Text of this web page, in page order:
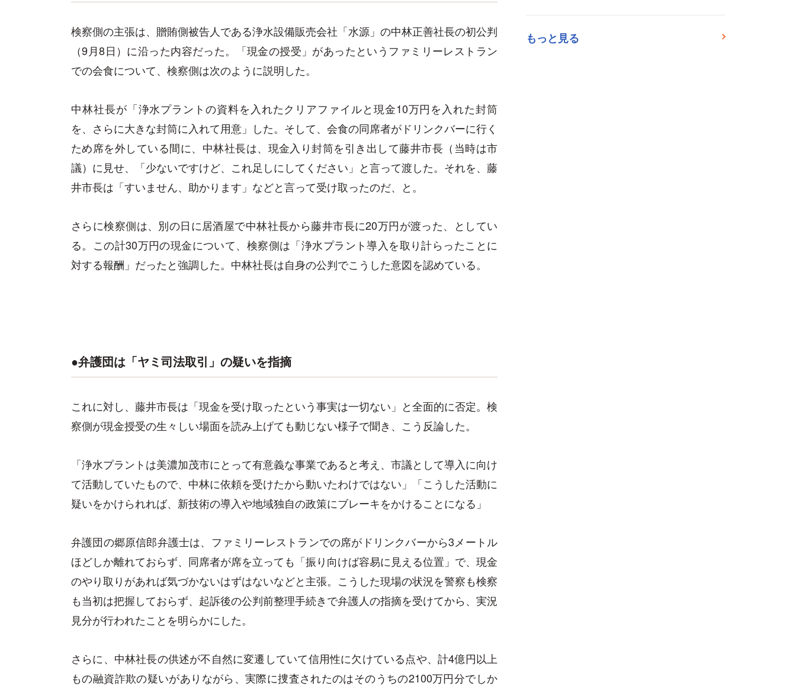
検察側の主張は、贈賄側被告人である浄水設備販売会社「水源」の中林正善社長の初公判
（9月8日）に沿った内容だった。「現金の授受」があったというファミリーレストラン
での会食について、検察側は次のように説明した。
中林社長が「浄水プラントの資料を入れたクリアファイルと現金10万円を入れた封筒
を、さらに大きな封筒に入れて用意」した。そして、会食の同席者がドリンクバーに行く
ため席を外している間に、中林社長は、現金入り封筒を引き出して藤井市長（当時は市
議）に見せ、「少ないですけど、これ足しにしてください」と言って渡した。それを、藤
井市長は「すいません、助かります」などと言って受け取ったのだ、と。
さらに検察側は、別の日に居酒屋で中林社長から藤井市長に20万円が渡った、としてい
る。この計30万円の現金について、検察側は「浄水プラント導入を取り計らったことに
対する報酬」だったと強調した。中林社長は自身の公判でこうした意図を認めている。
●弁護団は「ヤミ司法取引」の疑いを指摘
これに対し、藤井市長は「現金を受け取ったという事実は一切ない」と全面的に否定。検
察側が現金授受の生々しい場面を読み上げても動じない様子で聞き、こう反論した。
「浄水プラントは美濃加茂市にとって有意義な事業であると考え、市議として導入に向け
て活動していたもので、中林に依頼を受けたから動いたわけではない」「こうした活動に
疑いをかけられれば、新技術の導入や地域独自の政策にブレーキをかけることになる」
弁護団の郷原信郎弁護士は、ファミリーレストランでの席がドリンクバーから3メートル
ほどしか離れておらず、同席者が席を立っても「振り向けば容易に見える位置」で、現金
のやり取りがあれば気づかないはずはないなどと主張。こうした現場の状況を警察も検察
も当初は把握しておらず、起訴後の公判前整理手続きで弁護人の指摘を受けてから、実況
見分が行われたことを明らかにした。
さらに、中林社長の供述が不自然に変遷していて信用性に欠けている点や、計4億円以上
もの融資詐欺の疑いがありながら、実際に捜査されたのはそのうちの2100万円分でしか
もっと見る